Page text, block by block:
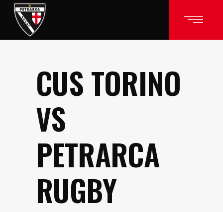
CUS TORINO
VS
PETRARCA
RUGBY